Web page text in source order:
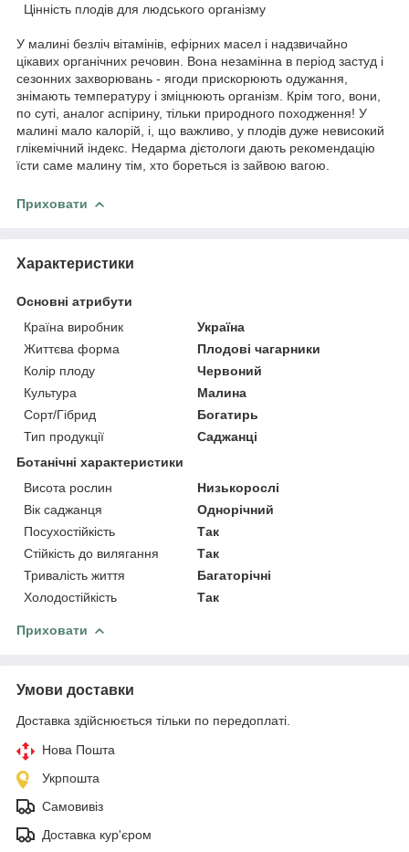
Цінність плодів для людського організму
У малині безліч вітамінів, ефірних масел і надзвичайно
цікавих органічних речовин. Вона незамінна в період застуд і
сезонних захворювань - ягоди прискорюють одужання,
знімають температуру і зміцнюють організм. Крім того, вони,
по суті, аналог аспірину, тільки природного походження! У
малині мало калорій, і, що важливо, у плодів дуже невисокий
глікемічний індекс. Недарма дієтологи дають рекомендацію
їсти саме малину тім, хто бореться із зайвою вагою.
Приховати
Характеристики
Основні атрибути
Країна виробник
Україна
Життєва форма
Плодові чагарники
Колір плоду
Червоний
Культура
Малина
Сорт/Гібрид
Богатирь
Тип продукції
Саджанці
Ботанічні характеристики
Висота рослин
Низькорослі
Вік саджанця
Однорічний
Посухостійкість
Так
Стійкість до вилягання
Так
Тривалість життя
Багаторічні
Холодостійкість
Так
Приховати
Умови доставки
Доставка здійснюється тільки по передоплаті.
Нова Пошта
Укрпошта
Самовивіз
Доставка кур'єром